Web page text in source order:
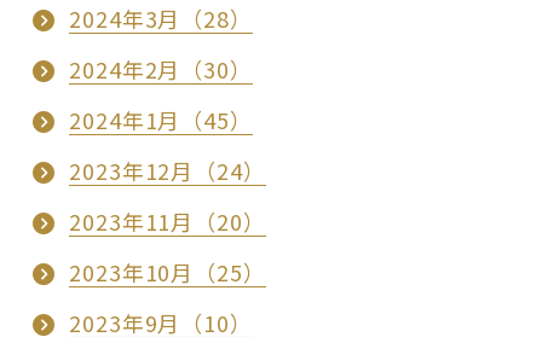
2024年3月（28）
2024年2月（30）
2024年1月（45）
2023年12月（24）
2023年11月（20）
2023年10月（25）
2023年9月（10）